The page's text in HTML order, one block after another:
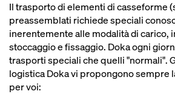
Il trasporto di elementi di casseforme
preassemblati richiede speciali
inerentemente alle modalità di carico,
stoccaggio e fissaggio. Doka ogni
trasporti speciali che quelli "normali".
logistica Doka vi propongono sempre
per voi: